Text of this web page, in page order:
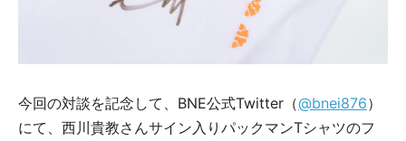
今回の対談を記念して、BNE公式Twitter（@bnei876）
にて、西川貴教さんサイン入りパックマンTシャツのフ